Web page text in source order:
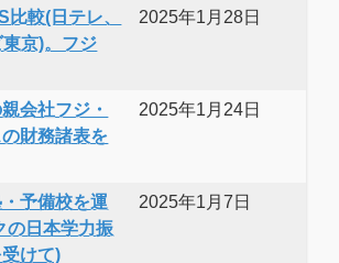
較(日テレ、
京)。フジ
2025年1月28日
会社フジ・
財務諸表を
2025年1月24日
予備校を運
の日本学力振
けて)
2025年1月7日